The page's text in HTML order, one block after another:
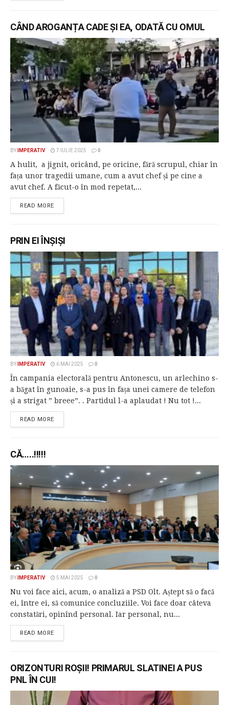
CÂND AROGANȚA CADE ȘI EA, ODATĂ CU OMUL
BY IMPERATIV 7 IULIE 2025 0
A hulit, a jignit, oricând, pe oricine, fără scrupul, chiar în
fața unor tragedii umane, cum a avut chef și pe cine a
avut chef. A făcut-o în mod repetat,...
READ MORE
PRIN EI ÎNȘIȘI
BY IMPERATIV 6 MAI 2025 0
În campania electorală pentru Antonescu, un arlechino s-
a băgat în gunoaie, s-a pus în fața unei camere de telefon
și a strigat ” breee”. . Partidul l-a aplaudat ! Nu tot !...
READ MORE
CĂ…..!!!!!
BY IMPERATIV 5 MAI 2025 0
Nu voi face aici, acum, o analiză a PSD Olt. Aștept să o facă
ei, între ei, să comunice concluziile. Voi face doar câteva
constatări, opinînd personal. Iar personal, nu...
READ MORE
ORIZONTURI ROȘII! PRIMARUL SLATINEI A PUS
PNL ÎN CUI!